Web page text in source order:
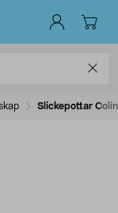
Slickepottar